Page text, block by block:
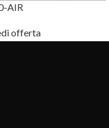
AIR
offerta